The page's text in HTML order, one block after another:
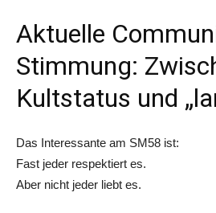
Aktuelle
Stimmung:
Kultstatus und
Das Interessante am SM58 ist:
Fast jeder respektiert es.
Aber nicht jeder liebt es.